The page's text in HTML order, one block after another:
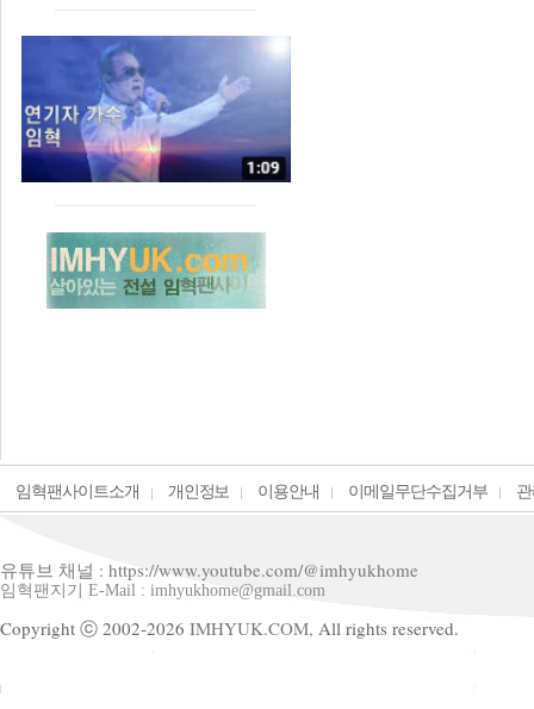
임혁팬사이트소개 개인정보 이용안내 이메일무단수집거부
유튜브 채널 : https://www.youtube.com/@imhyukhome
임혁팬지기 E-Mail : imhyukhome@gmail.com
Copyright ⓒ 2002-2026 IMHYUK.COM, All rights reserved.